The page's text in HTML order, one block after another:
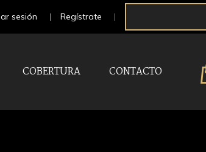
sesión Regístrate
COBERTURA CONTACTO